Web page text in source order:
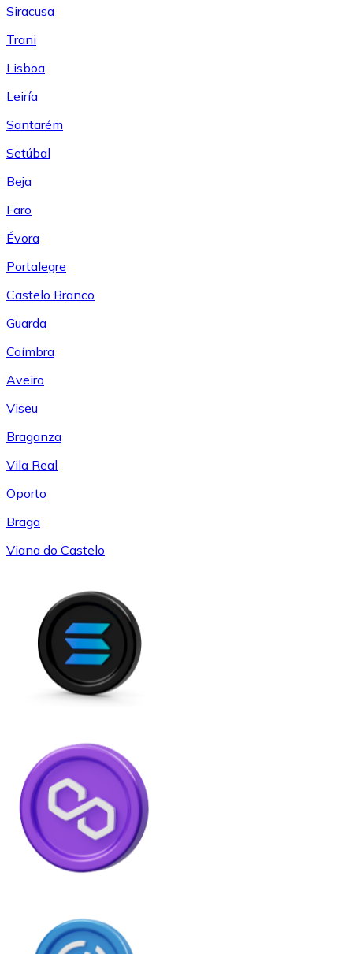
Siracusa
Trani
Lisboa
Leiría
Santarém
Setúbal
Beja
Faro
Évora
Portalegre
Castelo Branco
Guarda
Coímbra
Aveiro
Viseu
Braganza
Vila Real
Oporto
Braga
Viana do Castelo